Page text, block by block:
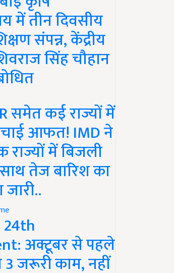
में तीन दिवसीय
संपन्न, केंद्रीय
सिंह चौहान
समेत कई राज्यों में
आफत! IMD ने
राज्यों में बिजली
तेज बारिश का
24th
अक्टूबर से पहले
जरूरी काम, नहीं